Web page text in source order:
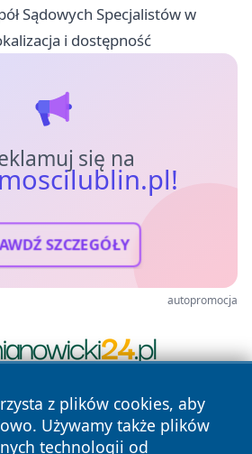
Sądowych Specjalistów w
i dostępność
się na
SZCZEGÓŁY
autopromocja
z plików cookies, aby
Używamy także plików
technologii od